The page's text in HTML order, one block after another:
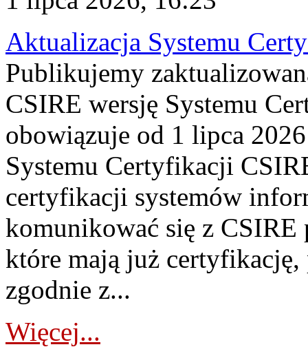
Aktualizacja Systemu
Publikujemy
CSIRE wersję Systemu
obowiązuje od 1 lipca
Systemu Certyfikacji
certyfikacji systemów
komunikować się z
które mają już
zgodnie z...
Więcej...